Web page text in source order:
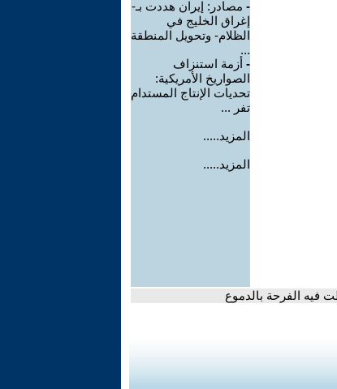
- مصادر: إيران هددت بـ-
إغراق الخليج في
الظلام- وتحويل المنطقة
...
- أزمة استنزاف
الصواريخ الأمريكية:
تحديات الإنتاج المستدام
تفر ...
المزيد.....
المزيد.....
فيه الفرحة بالدموع